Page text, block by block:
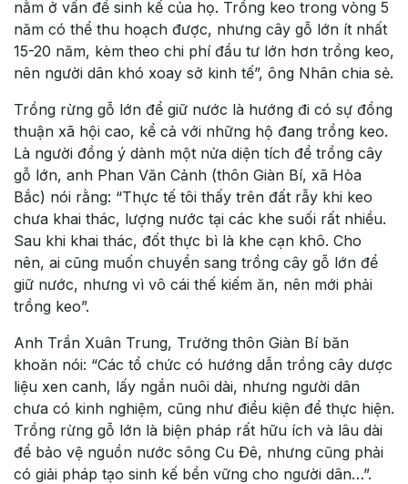
nằm ở vấn đề sinh kế của họ. Trồng keo trong vòng 5
năm có thể thu hoạch được, nhưng cây gỗ lớn ít nhất
15-20 năm, kèm theo chi phí đầu tư lớn hơn trồng keo,
nên người dân khó xoay sở kinh tế”, ông Nhân chia sẻ.
Trồng rừng gỗ lớn để giữ nước là hướng đi có sự đồng
thuận xã hội cao, kể cả với những hộ đang trồng keo.
Là người đồng ý dành một nửa diện tích để trồng cây
gỗ lớn, anh Phan Văn Cảnh (thôn Giàn Bí, xã Hòa
Bắc) nói rằng: “Thực tế tôi thấy trên đất rẫy khi keo
chưa khai thác, lượng nước tại các khe suối rất nhiều.
Sau khi khai thác, đốt thực bì là khe cạn khô. Cho
nên, ai cũng muốn chuyển sang trồng cây gỗ lớn để
giữ nước, nhưng vì vô cái thế kiếm ăn, nên mới phải
trồng keo”.
Anh Trần Xuân Trung, Trưởng thôn Giàn Bí băn
khoăn nói: “Các tổ chức có hướng dẫn trồng cây dược
liệu xen canh, lấy ngắn nuôi dài, nhưng người dân
chưa có kinh nghiệm, cũng như điều kiện để thực hiện.
Trồng rừng gỗ lớn là biện pháp rất hữu ích và lâu dài
để bảo vệ nguồn nước sông Cu Ðê, nhưng cũng phải
có giải pháp tạo sinh kế bền vững cho người dân…”.